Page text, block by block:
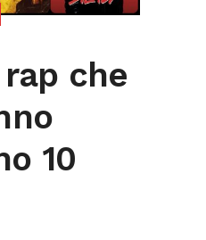
che
10